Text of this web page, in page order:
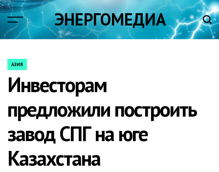
Skip
content
ЭНЕРГОМЕДИА
POSTED
АЗИЯ
Инвесторам
предложили построить
завод СПГ на юге
Казахстана